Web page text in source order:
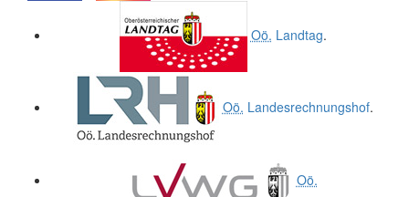
Oö. Landtag.
Oö. Landesrechnungshof.
Oö.